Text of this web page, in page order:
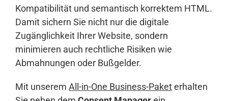
Kompatibilität und semantisch korrektem HTML.
Damit sichern Sie nicht nur die digitale
Zugänglichkeit Ihrer Website, sondern
minimieren auch rechtliche Risiken wie
Abmahnungen oder Bußgelder.
Mit unserem All-in-One Business-Paketerhalten